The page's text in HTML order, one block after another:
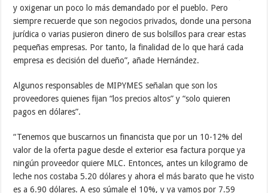
y oxigenar un poco lo más demandado por el pueblo. Pero
siempre recuerde que son negocios privados, donde una persona
jurídica o varias pusieron dinero de sus bolsillos para crear estas
pequeñas empresas. Por tanto, la finalidad de lo que hará cada
empresa es decisión del dueño”, añade Hernández.
Algunos responsables de MIPYMES señalan que son los
proveedores quienes fijan “los precios altos” y “solo quieren
pagos en dólares”.
“Tenemos que buscarnos un financista que por un 10-12% del
valor de la oferta pague desde el exterior esa factura porque ya
ningún proveedor quiere MLC. Entonces, antes un kilogramo de
leche nos costaba 5.20 dólares y ahora el más barato que he visto
es a 6.90 dólares. A eso súmale el 10%, y ya vamos por 7.59